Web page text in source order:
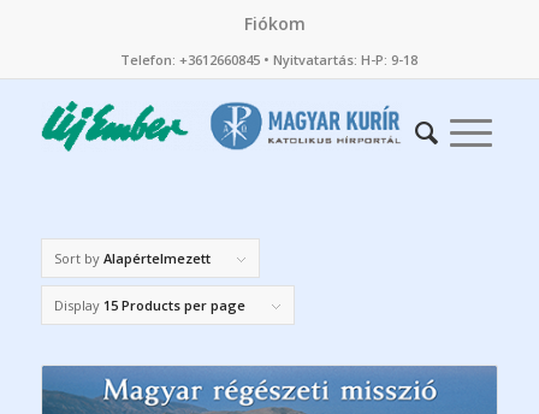
Fiókom
Telefon: +3612660845 • Nyitvatartás: H-P: 9-18
Sort by Alapértelmezett
Display 15 Products per page